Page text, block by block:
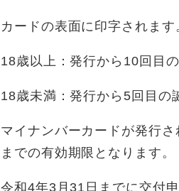
カードの表面に印字されま
18歳以上：発行から10回目
18歳未満：発行から5回目の
マイナンバーカードが発行
までの有効期限となります。
令和4年3月31日までに交付